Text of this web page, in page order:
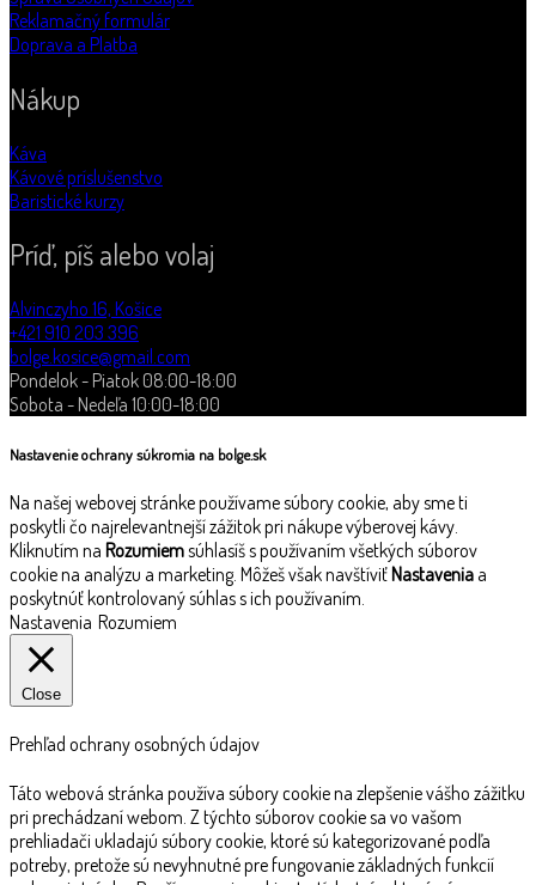
Reklamačný formulár
Doprava a Platba
Nákup
Káva
Kávové príslušenstvo
Baristické kurzy
Príď, píš alebo volaj
Alvinczyho 16, Košice
+421 910 203 396
bolge.kosice@gmail.com
Pondelok - Piatok 08:00-18:00
Sobota - Nedeľa 10:00-18:00
Nastavenie ochrany súkromia na bolge.sk
Na našej webovej stránke používame súbory cookie, aby sme ti
poskytli čo najrelevantnejší zážitok pri nákupe výberovej kávy.
Kliknutím na Rozumiemsúhlasíš s používaním všetkých súborov
cookie na analýzu a marketing. Môžeš však navštíviťNastavenia a
poskytnúť kontrolovaný súhlas s ich používaním.
Nastavenia Rozumiem
Close
Prehľad ochrany osobných údajov
Táto webová stránka používa súbory cookie na zlepšenie vášho zážitku
pri prechádzaní webom. Z týchto súborov cookie sa vo vašom
prehliadači ukladajú súbory cookie, ktoré sú kategorizované podľa
potreby, pretože sú nevyhnutné pre fungovanie základných funkcií